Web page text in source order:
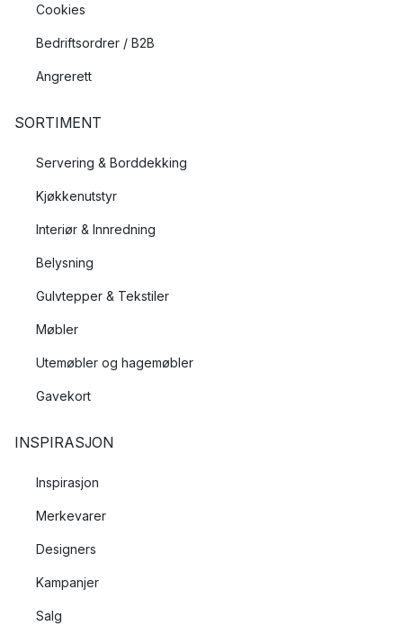
Cookies
Bedriftsordrer / B2B
Angrerett
SORTIMENT
Servering & Borddekking
Kjøkkenutstyr
Interiør & Innredning
Belysning
Gulvtepper & Tekstiler
Møbler
Utemøbler og hagemøbler
Gavekort
INSPIRASJON
Inspirasjon
Merkevarer
Designers
Kampanjer
Salg